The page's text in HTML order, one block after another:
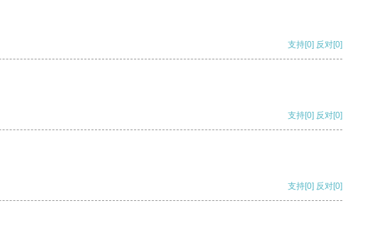
支持[0] 反对[0]
支持[0] 反对[0]
支持[0] 反对[0]